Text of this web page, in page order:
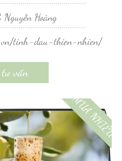
Hoàng
tinh-dau-thien-nhien/
tư vấn
MUA NHIỀU